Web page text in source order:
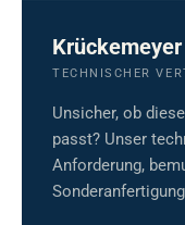
TECHNISCHER
Unsicher, ob
passt? Unser
Anforderung,